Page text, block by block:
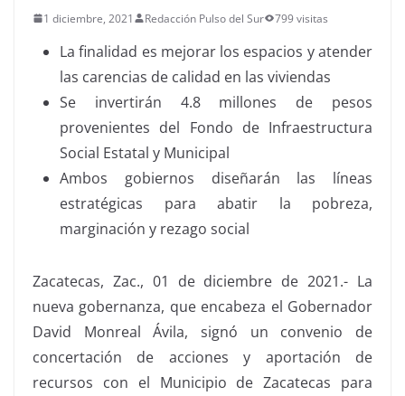
1 diciembre, 2021 Redacción Pulso del Sur 799 visitas
La finalidad es mejorar los espacios y atender
las carencias de calidad en las viviendas
Se invertirán 4.8 millones de pesos
provenientes del Fondo de Infraestructura
Social Estatal y Municipal
Ambos gobiernos diseñarán las líneas
estratégicas para abatir la pobreza,
marginación y rezago social
Zacatecas, Zac., 01 de diciembre de 2021.- La
nueva gobernanza, que encabeza el Gobernador
David Monreal Ávila, signó un convenio de
concertación de acciones y aportación de
recursos con el Municipio de Zacatecas para